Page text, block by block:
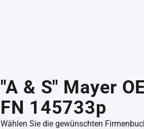
"A & S" Mayer
FN 145733p
Wählen Sie die gewünschten